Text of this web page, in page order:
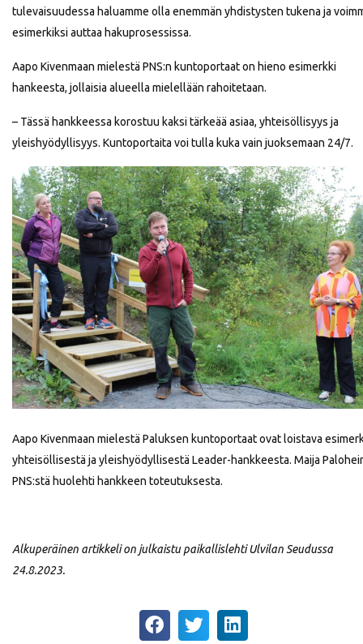
tulevaisuudessa haluamme olla enemmän yhdistysten tukena ja
esimerkiksi auttaa hakuprosessissa.
Aapo Kivenmaan mielestä PNS:n kuntoportaat on hieno esimerkki
hankeesta, jollaisia alueella mielellään rahoitetaan.
– Tässä hankkeessa korostuu kaksi tärkeää asiaa, yhteisöllisyys ja
yleishyödyllisyys. Kuntoportaita voi tulla kuka vain juoksemaan 24/7.
Aapo Kivenmaan mielestä Paluksen kuntoportaat ovat loistava
yhteisöllisestä ja yleishyödyllisestä Leader-hankkeesta. Maija
PNS:stä huolehti hankkeen toteutuksesta.
Alkuperäinen artikkeli on julkaistu paikallislehti Ulvilan Seudussa
24.8.2023.